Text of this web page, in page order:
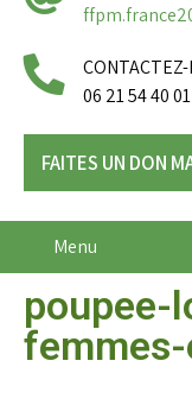
CONTACTEZ-
06 21 54 40 01
FAITES UN DON
Menu
poupee-